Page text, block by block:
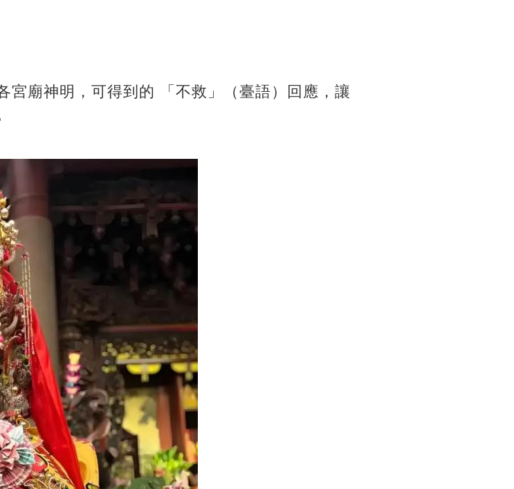
宮廟神明，可得到的 「不救」（臺語）回應，讓